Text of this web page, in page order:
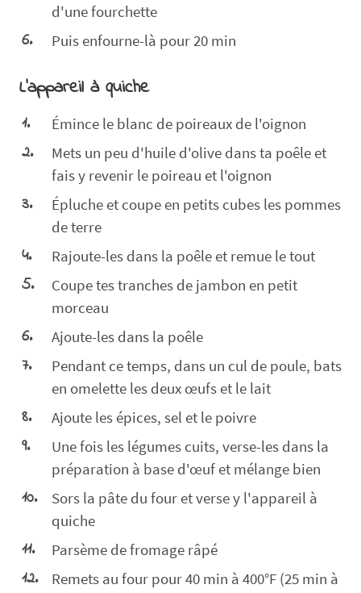
d'une fourchette
Puis enfourne-là pour 20 min
L'appareil à quiche
Émince le blanc de poireaux de l'oignon
Mets un peu d'huile d'olive dans ta poêle et
fais y revenir le poireau et l'oignon
Épluche et coupe en petits cubes les pommes
de terre
Rajoute-les dans la poêle et remue le tout
Coupe tes tranches de jambon en petit
morceau
Ajoute-les dans la poêle
Pendant ce temps, dans un cul de poule, bats
en omelette les deux œufs et le lait
Ajoute les épices, sel et le poivre
Une fois les légumes cuits, verse-les dans la
préparation à base d'œuf et mélange bien
Sors la pâte du four et verse y l'appareil à
quiche
Parsème de fromage râpé
Remets au four pour 40 min à 400°F (25 min à